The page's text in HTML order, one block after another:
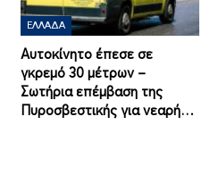
ΕΛΛΆΔΑ
Αυτοκίνητο έπεσε σε
γκρεμό 30 μέτρων –
Σωτήρια επέμβαση της
Πυροσβεστικής για νεαρή…